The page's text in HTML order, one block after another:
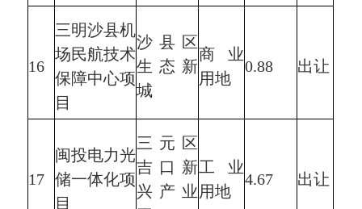
16
三明沙县机
场民航技术
保障中心项
目
沙县区
生态新
城
商业
用地
0.88 出让
17
闽投电力光
储一体化项
目
三元区
吉口新
兴产业
工业
用地
4.67 出让